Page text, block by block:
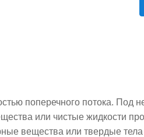
поперечного потока. Под
или чистые жидкости
вещества или твердые